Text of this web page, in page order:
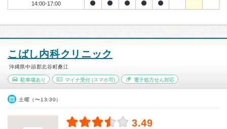
14:00-17:00
こばし内科クリニック
沖縄県中頭郡北谷町桑江
駐車場あり マイナ受付(スマホ可) 電子処方せん対応
土曜（〜13:30）
3.49